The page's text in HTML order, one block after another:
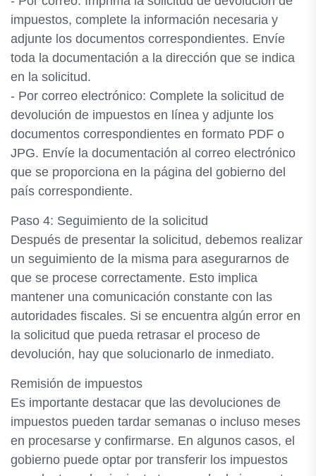
impuestos, complete la información necesaria y
adjunte los documentos correspondientes. Envíe
toda la documentación a la dirección que se indica
en la solicitud.
- Por correo electrónico: Complete la solicitud de
devolución de impuestos en línea y adjunte los
documentos correspondientes en formato PDF o
JPG. Envíe la documentación al correo electrónico
que se proporciona en la página del gobierno del
país correspondiente.
Paso 4: Seguimiento de la solicitud
Después de presentar la solicitud, debemos realizar
un seguimiento de la misma para asegurarnos de
que se procese correctamente. Esto implica
mantener una comunicación constante con las
autoridades fiscales. Si se encuentra algún error en
la solicitud que pueda retrasar el proceso de
devolución, hay que solucionarlo de inmediato.
Remisión de impuestos
Es importante destacar que las devoluciones de
impuestos pueden tardar semanas o incluso meses
en procesarse y confirmarse. En algunos casos, el
gobierno puede optar por transferir los impuestos